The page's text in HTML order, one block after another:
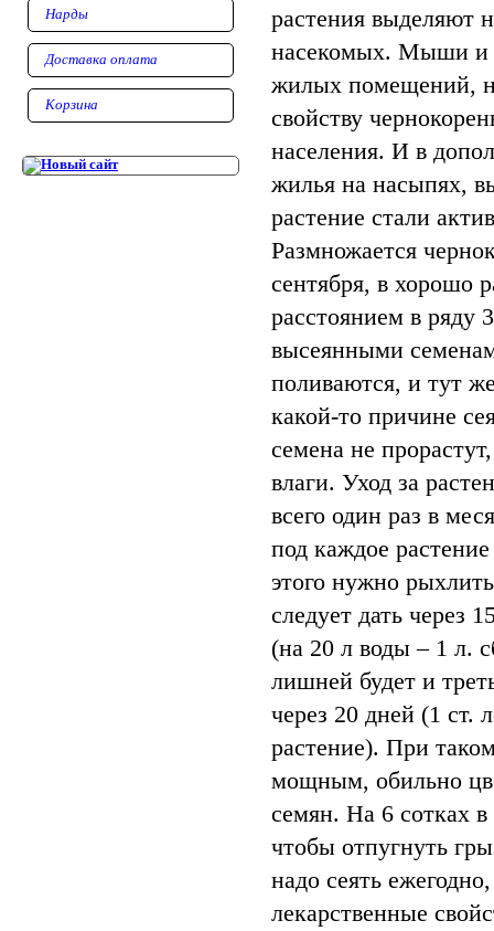
Нарды
Доставка оплата
Корзина
растения выделяют
насекомых. Мыши и
жилых помещений,
свойству
населения. И в
жилья на насыпях,
растение стали
Размножается
сентября, в хорошо
расстоянием в ряду
высеянными
поливаются, и тут
какой-то причине
семена не
влаги. Уход за
всего один раз в
под каждое
этого нужно
следует дать через
(на 20 л воды – 1 л.
лишней будет и
через 20 дней (1 ст.
растение). При
мощным, обильно
семян. На 6 сотках
чтобы отпугнуть
надо сеять
лекарственные